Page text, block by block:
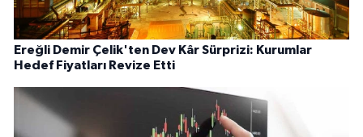
Ereğli Demir Çelik'ten Dev Kâr Sürprizi: Kurumlar
Hedef Fiyatları Revize Etti